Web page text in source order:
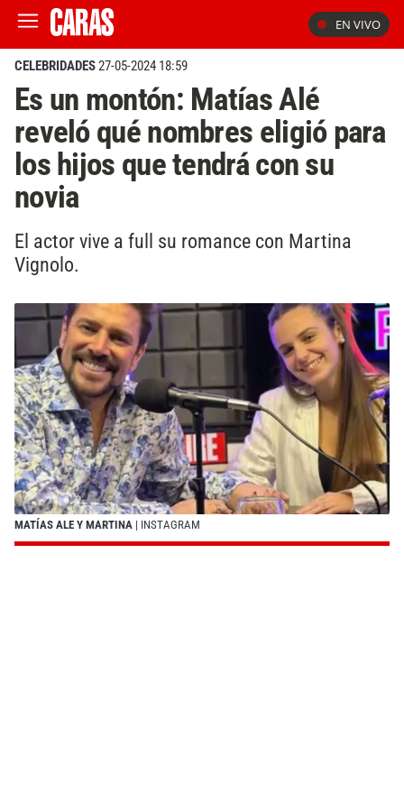
EN VIVO
CELEBRIDADES27-05-2024 18:59
Es un montón: Matías Alé
reveló qué nombres eligió para
los hijos que tendrá con su
novia
El actor vive a full su romance con Martina
Vignolo.
MATÍAS ALE Y MARTINA | INSTAGRAM